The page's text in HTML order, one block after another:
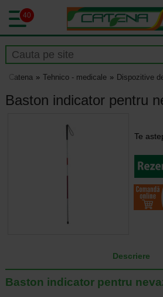
40
Catena Tehnico - medicale Dispozitive
Baston indicator pentru
Te
Descriere
Baston indicator pentru